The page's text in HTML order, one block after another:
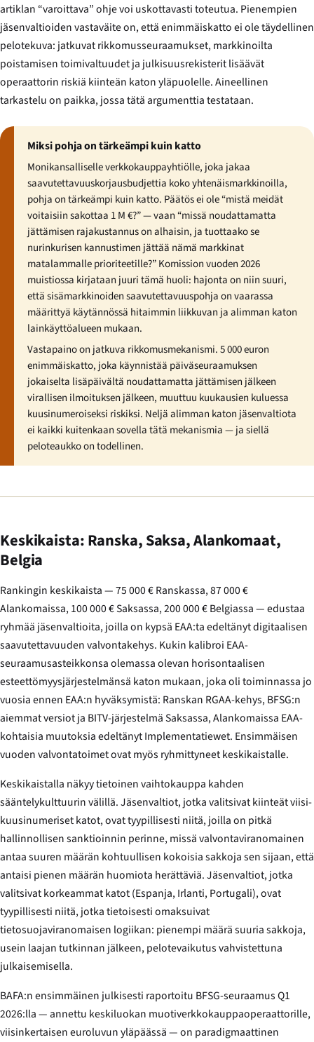
artiklan “varoittava” ohje voi uskottavasti toteutua. Pienempien
jäsenvaltioiden vastaväite on, että enimmäiskatto ei ole täydellinen
pelotekuva: jatkuvat rikkomusseuraamukset, markkinoilta
poistamisen toimivaltuudet ja julkisuusrekisterit lisäävät
operaattorin riskiä kiinteän katon yläpuolelle. Aineellinen
tarkastelu on paikka, jossa tätä argumenttia testataan.
Miksi pohja on tärkeämpi kuin katto
Monikansalliselle verkkokauppayhtiölle, joka jakaa
saavutettavuuskorjausbudjettia koko yhtenäismarkkinoilla,
pohja on tärkeämpi kuin katto. Päätös ei ole “mistä meidät
voitaisiin sakottaa 1 M €?” — vaan “missä noudattamatta
jättämisen rajakustannus on alhaisin, ja tuottaako se
nurinkurisen kannustimen jättää nämä markkinat
matalammalle prioriteetille?” Komission vuoden 2026
muistiossa kirjataan juuri tämä huoli: hajonta on niin suuri,
että sisämarkkinoiden saavutettavuuspohja on vaarassa
määrittyä käytännössä hitaimmin liikkuvan ja alimman katon
lainkäyttöalueen mukaan.
Vastapaino on jatkuva rikkomusmekanismi. 5 000 euron
enimmäiskatto, joka käynnistää päiväseuraamuksen
jokaiselta lisäpäivältä noudattamatta jättämisen jälkeen
virallisen ilmoituksen jälkeen, muuttuu kuukausien kuluessa
kuusinumeroiseksi riskiksi. Neljä alimman katon jäsenvaltiota
ei kaikki kuitenkaan sovella tätä mekanismia — ja siellä
peloteaukko on todellinen.
Keskikaista: Ranska, Saksa, Alankomaat,
Belgia
Rankingin keskikaista — 75 000 € Ranskassa, 87 000 €
Alankomaissa, 100 000 € Saksassa, 200 000 € Belgiassa — edustaa
ryhmää jäsenvaltioita, joilla on kypsä EAA:ta edeltänyt digitaalisen
saavutettavuuden valvontakehys. Kukin kalibroi EAA-
seuraamusasteikkonsa olemassa olevan horisontaalisen
esteettömyysjärjestelmänsä katon mukaan, joka oli toiminnassa jo
vuosia ennen EAA:n hyväksymistä: Ranskan RGAA-kehys, BFSG:n
aiemmat versiot ja BITV-järjestelmä Saksassa, Alankomaissa EAA-
kohtaisia muutoksia edeltänyt Implementatiewet. Ensimmäisen
vuoden valvontatoimet ovat myös ryhmittyneet keskikaistalle.
Keskikaistalla näkyy tietoinen vaihtokauppa kahden
sääntelykulttuurin välillä. Jäsenvaltiot, jotka valitsivat kiinteät viisi-
kuusinumeriset katot, ovat tyypillisesti niitä, joilla on pitkä
hallinnollisen sanktioinnin perinne, missä valvontaviranomainen
antaa suuren määrän kohtuullisen kokoisia sakkoja sen sijaan, että
antaisi pienen määrän huomiota herättäviä. Jäsenvaltiot, jotka
valitsivat korkeammat katot (Espanja, Irlanti, Portugali), ovat
tyypillisesti niitä, jotka tietoisesti omaksuivat
tietosuojaviranomaisen logiikan: pienempi määrä suuria sakkoja,
usein laajan tutkinnan jälkeen, pelotevaikutus vahvistettuna
julkaisemisella.
BAFA:n ensimmäinen julkisesti raportoitu BFSG-seuraamus Q1
2026:lla — annettu keskiluokan muotiverkkokauppaoperaattorille,
viisinkertaisen euroluvun yläpäässä — on paradigmaattinen